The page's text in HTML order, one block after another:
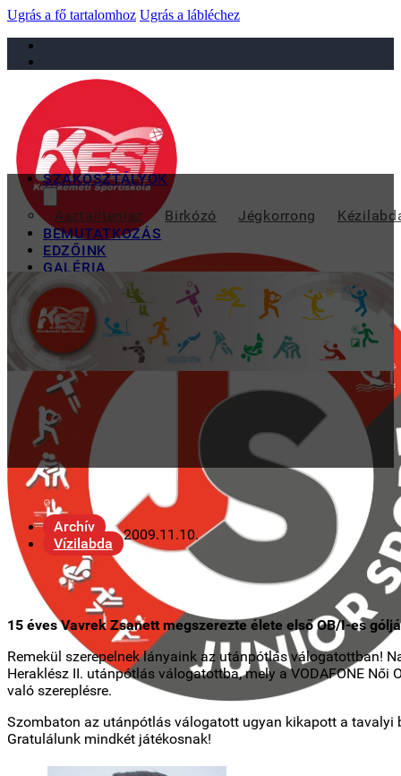
Ugrás a fő tartalomhoz Ugrás a lábléchez
sportiskola@juniorsportkft.hu
SZAKOSZTÁLYOK
Asztalitenisz Birkózó Jégkorrong
BEMUTATKOZÁS
EDZŐINK
GALÉRIA
TAO
KAPCSOLAT
Archív
Vízilabda
2009.11.10.
15 éves Vavrek Zsanett megszerezte élete első OB/I-es
Remekül szerepelnek lányaink az utánpótlás válogatottban!
Heraklész II. utánpótlás válogatottba, mely a VODAFONE
való szereplésre.
Szombaton az utánpótlás válogatott ugyan kikapott a tavalyi
Gratulálunk mindkét játékosnak!